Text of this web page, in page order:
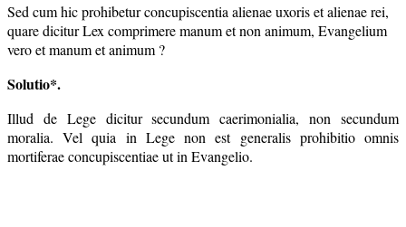
Sed cum hic prohibetur concupiscentia alienae uxoris et alienae rei,
quare dicitur Lex comprimere manum et non animum, Evangelium
vero et manum et animum ?
Solutio*.
Illud de Lege dicitur secundum caerimonialia, non secundum
moralia. Vel quia in Lege non est generalis prohibitio omnis
mortiferae concupiscentiae ut in Evangelio.